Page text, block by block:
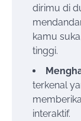
dirimu di
kamu
tinggi.
terkenal
interaktif.